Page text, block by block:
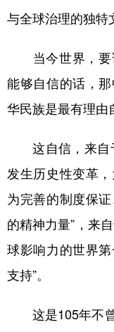
与全球治理的独特
当今世界，要
能够自信的话，
华民族是最有理由
这自信，来自于
发生历史性变革
为完善的制度保
的精神力量”，来
球影响力的世界
支持”。
这是105年不曾